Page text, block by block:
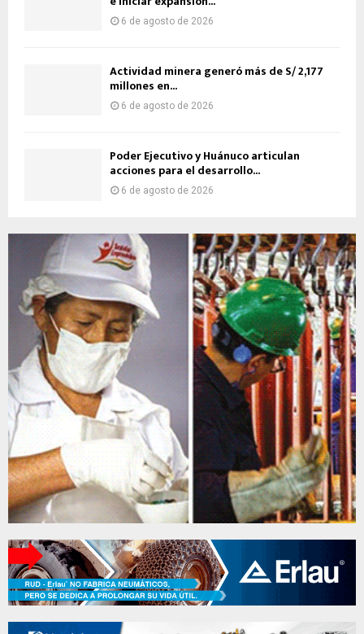
6 de agosto de 2026
Actividad minera generó más de S/ 2,177
millones en...
6 de agosto de 2026
Poder Ejecutivo y Huánuco articulan
acciones para el desarrollo...
6 de agosto de 2026